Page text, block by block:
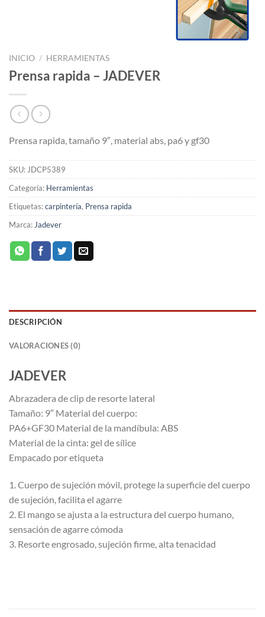
INICIO / HERRAMIENTAS
Prensa rapida – JADEVER
Prensa rapida, tamaño 9″, material abs, pa6 y gf30
SKU:JDCP5389
Categoría: Herramientas
Etiquetas:carpintería, Prensa rapida
Marca:Jadever
DESCRIPCIÓN
VALORACIONES (0)
JADEVER
Abrazadera de clip de resorte lateral
Tamaño: 9″ Material del cuerpo:
PA6+GF30 Material de la mandíbula: ABS
Material de la cinta: gel de sílice
Empacado por etiqueta
1. Cuerpo de sujeción móvil, protege la superficie del cuerpo
de sujeción, facilita el agarre
2. El mango se ajusta a la estructura del cuerpo humano,
sensación de agarre cómoda
3. Resorte engrosado, sujeción firme, alta tenacidad